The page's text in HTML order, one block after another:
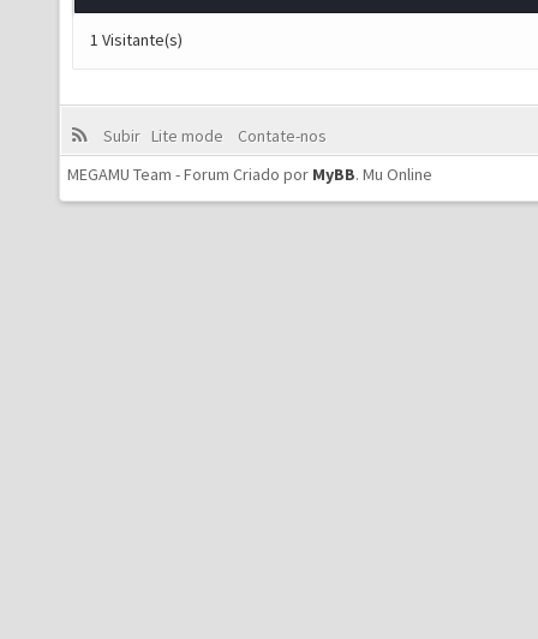
1 Visitante(s)
Subir Lite mode
Contate-nos
MEGAMU Team - Forum Criado por MyBB. Mu Online